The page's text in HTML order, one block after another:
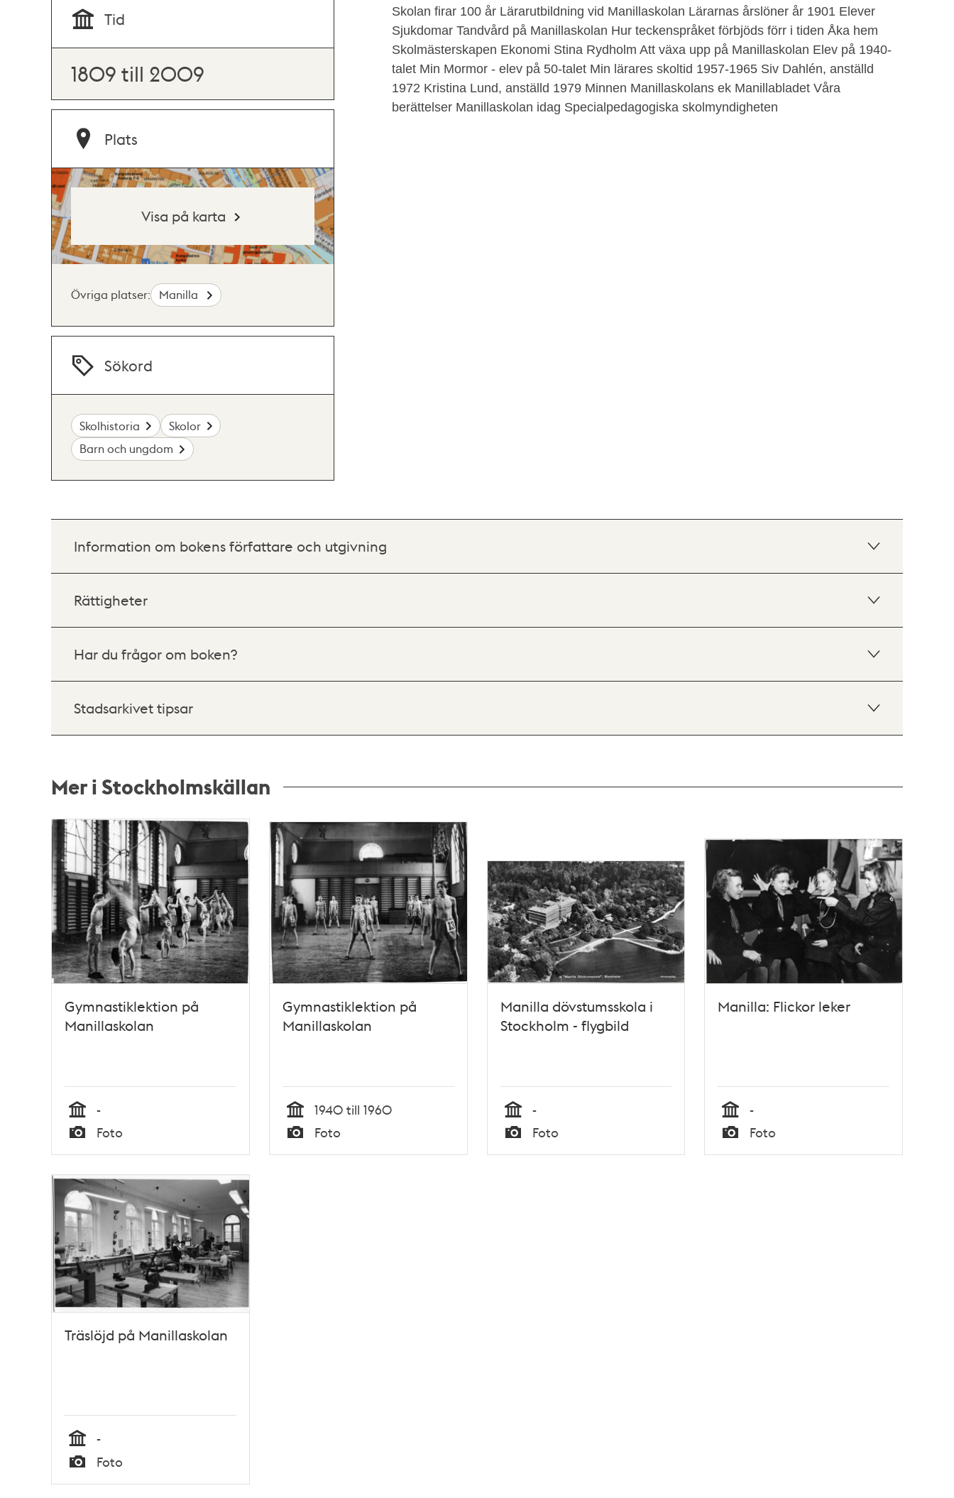
Skolan firar 100 år Lärarutbildning vid Manillaskolan Lärarnas årslöner år 1901 Elever
Sjukdomar Tandvård på Manillaskolan Hur teckenspråket förbjöds förr i tiden Åka hem
Skolmästerskapen Ekonomi Stina Rydholm Att växa upp på Manillaskolan Elev på 1940-
talet Min Mormor - elev på 50-talet Min lärares skoltid 1957-1965 Siv Dahlén, anställd
1972 Kristina Lund, anställd 1979 Minnen Manillaskolans ek Manillabladet Våra
berättelser Manillaskolan idag Specialpedagogiska skolmyndigheten
Tid
1809 till 2009
Plats
Visa på karta
Övriga platser: Manilla
Sökord
Skolhistoria
Skolor
Barn och ungdom
Information om bokens författare och utgivning
Rättigheter
Har du frågor om boken?
Stadsarkivet tipsar
Mer i Stockholmskällan
Relaterade
poster
och
teman
Gymnastiklektion på
Manillaskolan
Tid
-
Typ
Foto
Gymnastiklektion på
Manillaskolan
Tid
1940 till 1960
Typ
Foto
Manilla dövstumsskola i
Stockholm - flygbild
Tid
-
Typ
Foto
Manilla: Flickor leker
Tid
-
Typ
Foto
Träslöjd på Manillaskolan
Tid
-
Typ
Foto